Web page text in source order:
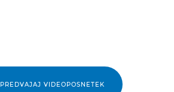
PREDVAJAJ VIDEOPOSNETEK